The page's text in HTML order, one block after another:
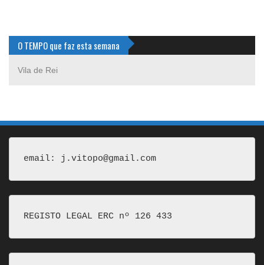
O TEMPO que faz esta semana
Vila de Rei
email: j.vitopo@gmail.com
REGISTO LEGAL ERC nº 126 433